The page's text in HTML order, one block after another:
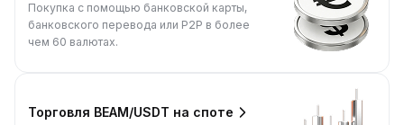
Покупка с помощью банковской карты,
банковского перевода или P2P в более
чем 60 валютах.
Торговля BEAM/USDT на споте